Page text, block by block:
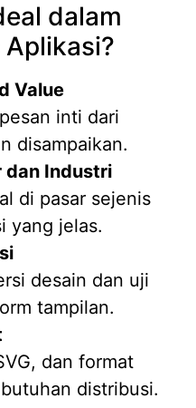
dalam
Value
inti dari
disampaikan.
dan Industri
di pasar sejenis
yang jelas.
desain dan uji
tampilan.
dan format
distribusi.